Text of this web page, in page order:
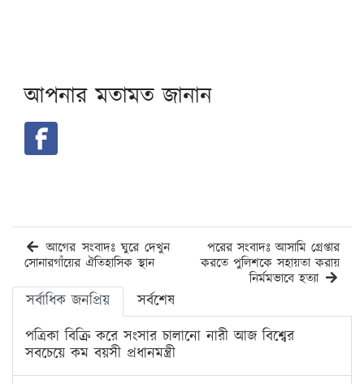
আপনার মতামত জানান
আগের সংবাদঃ ঘুরে দেখুন
সোনারগাঁয়ের ঐতিহাসিক স্থান
পরের সংবাদঃ আসামি গ্রেপ্তার
করতে পুলিশকে সহায়তা করায়
নির্মমভাবে হত্যা
সর্বাধিক জনপ্রিয়
সর্বশেষ
পত্রিকা বিক্রি করে সংসার চালানো নারী আজ বিশ্বের
সবচেয়ে কম বয়সী প্রধানমন্ত্রী